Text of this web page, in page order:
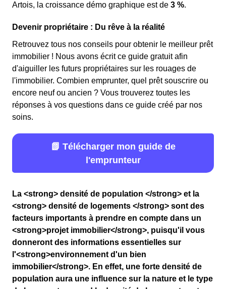
Artois, la croissance démo graphique est de 3 %.
Devenir propriétaire : Du rêve à la réalité
Retrouvez tous nos conseils pour obtenir le meilleur prêt
immobilier ! Nous avons écrit ce guide gratuit afin
d'aiguiller les futurs propriétaires sur les rouages de
l'immobilier. Combien emprunter, quel prêt souscrire ou
encore neuf ou ancien ? Vous trouverez toutes les
réponses à vos questions dans ce guide créé par nos
soins.
📗 Télécharger mon guide de
l'emprunteur
La <strong> densité de population </strong> et la
<strong> densité de logements </strong> sont des
facteurs importants à prendre en compte dans un
<strong>projet immobilier</strong>, puisqu'il vous
donneront des informations essentielles sur
l'<strong>environnement d'un bien
immobilier</strong>. En effet, une forte densité de
population aura une influence sur la nature et le type